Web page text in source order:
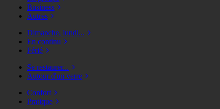
Business
Autres
Dimanche, lundi...
En continu
Férié
Se restaurer...
Autour d'un verre
Confort
Pratique